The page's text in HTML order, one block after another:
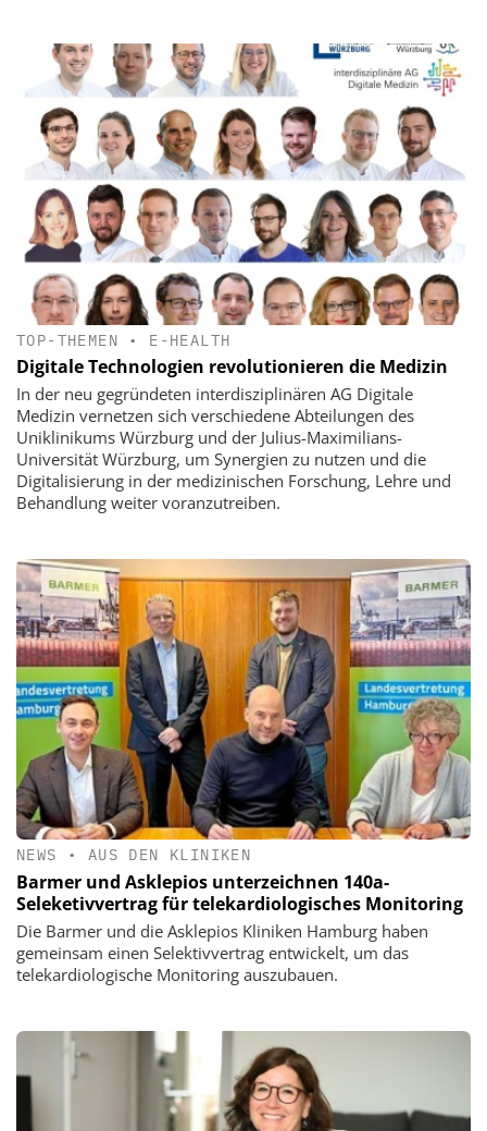
TOP-THEMEN • E-HEALTH
Digitale Technologien revolutionieren die Medizin
In der neu gegründeten interdisziplinären AG Digitale
Medizin vernetzen sich verschiedene Abteilungen des
Uniklinikums Würzburg und der Julius-Maximilians-
Universität Würzburg, um Synergien zu nutzen und die
Digitalisierung in der medizinischen Forschung, Lehre und
Behandlung weiter voranzutreiben.
NEWS • AUS DEN KLINIKEN
Barmer und Asklepios unterzeichnen 140a-
Seleketivvertrag für telekardiologisches Monitoring
Die Barmer und die Asklepios Kliniken Hamburg haben
gemeinsam einen Selektivvertrag entwickelt, um das
telekardiologische Monitoring auszubauen.